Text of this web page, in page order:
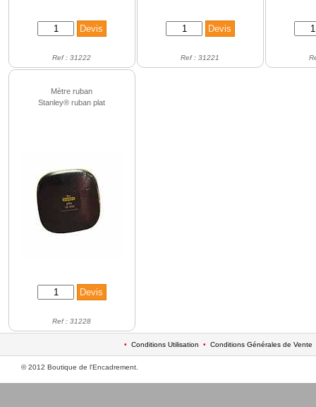
Ref : 31222 Ref : 31221
Mètre ruban
Stanley® ruban plat
Ref : 31228
• Conditions Utilisation • Conditions Générales de Vente
© 2012 Boutique de l'Encadrement.